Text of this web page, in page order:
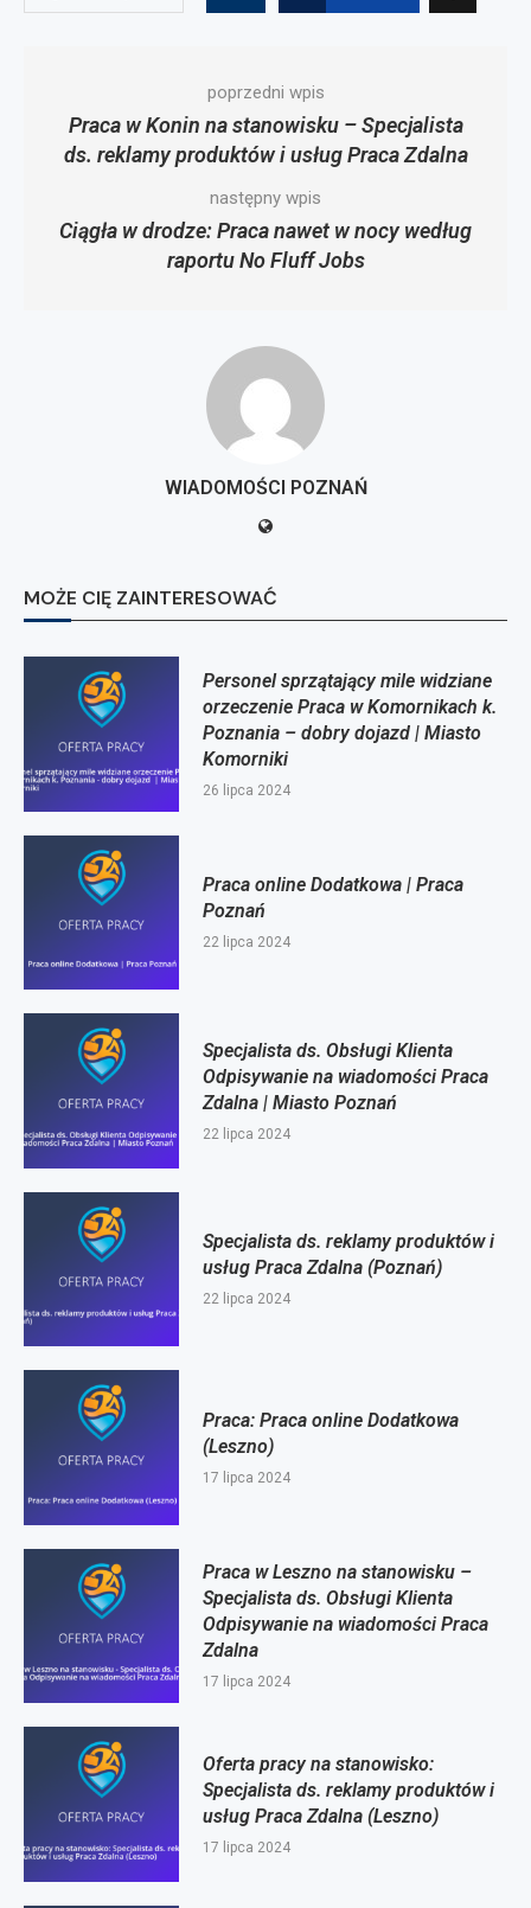
poprzedni wpis
Praca w Konin na stanowisku – Specjalista
ds. reklamy produktów i usług Praca Zdalna
następny wpis
Ciągła w drodze: Praca nawet w nocy według
raportu No Fluff Jobs
WIADOMOŚCI POZNAŃ
MOŻE CIĘ ZAINTERESOWAĆ
Personel sprzątający mile widziane
orzeczenie Praca w Komornikach k.
Poznania – dobry dojazd | Miasto
Komorniki
26 lipca 2024
Praca online Dodatkowa | Praca
Poznań
22 lipca 2024
Specjalista ds. Obsługi Klienta
Odpisywanie na wiadomości Praca
Zdalna | Miasto Poznań
22 lipca 2024
Specjalista ds. reklamy produktów i
usług Praca Zdalna (Poznań)
22 lipca 2024
Praca: Praca online Dodatkowa
(Leszno)
17 lipca 2024
Praca w Leszno na stanowisku –
Specjalista ds. Obsługi Klienta
Odpisywanie na wiadomości Praca
Zdalna
17 lipca 2024
Oferta pracy na stanowisko:
Specjalista ds. reklamy produktów i
usług Praca Zdalna (Leszno)
17 lipca 2024